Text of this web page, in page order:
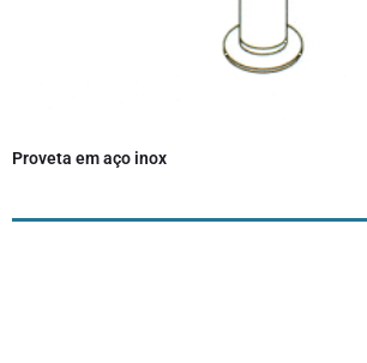
Proveta em aço inox